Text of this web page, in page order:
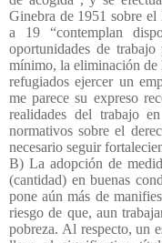
Ginebra de 1951 sobre el
a 19 “contemplan
oportunidades de
mínimo, la eliminación de
refugiados ejercer un
me parece su expreso
realidades del trabajo
normativos sobre el
necesario seguir
B) La adopción de
(cantidad) en buenas
pone aún más de
riesgo de que, aun
pobreza. Al respecto, un